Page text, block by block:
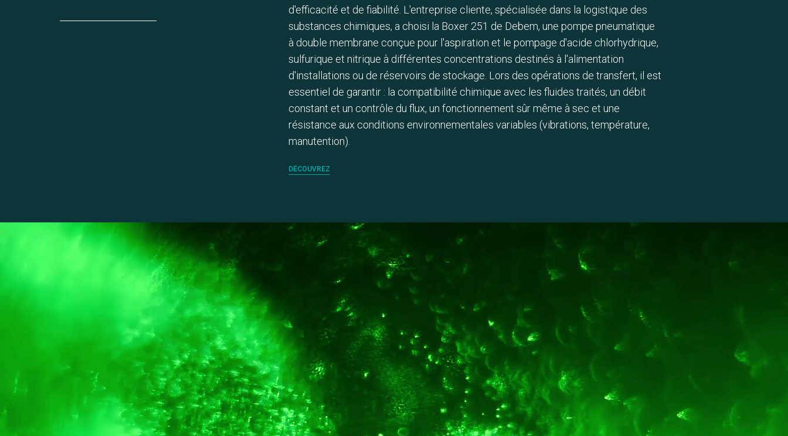
d'efficacité et de fiabilité. L'entreprise cliente, spécialisée dans la logistique des
substances chimiques, a choisi la Boxer 251 de Debem, une pompe pneumatique
à double membrane conçue pour l'aspiration et le pompage d'acide chlorhydrique,
sulfurique et nitrique à différentes concentrations destinés à l'alimentation
d'installations ou de réservoirs de stockage. Lors des opérations de transfert, il est
essentiel de garantir : la compatibilité chimique avec les fluides traités, un débit
constant et un contrôle du flux, un fonctionnement sûr même à sec et une
résistance aux conditions environnementales variables (vibrations, température,
manutention).
DÉCOUVREZ